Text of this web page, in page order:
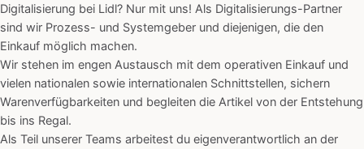
Digitalisierung bei Lidl? Nur mit uns! Als Digitalisierungs-Partner
sind wir Prozess- und Systemgeber und diejenigen, die den
Einkauf möglich machen.
Wir stehen im engen Austausch mit dem operativen Einkauf und
vielen nationalen sowie internationalen Schnittstellen, sichern
Warenverfügbarkeiten und begleiten die Artikel von der Entstehung
bis ins Regal.
Als Teil unserer Teams arbeitest du eigenverantwortlich an der